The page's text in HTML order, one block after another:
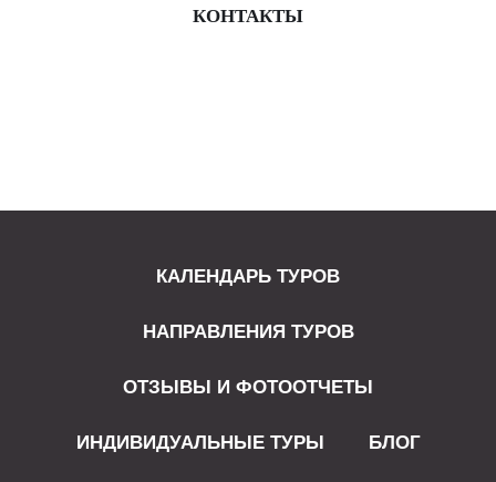
КОНТАКТЫ
КАЛЕНДАРЬ ТУРОВ
НАПРАВЛЕНИЯ ТУРОВ
ОТЗЫВЫ И ФОТООТЧЕТЫ
ИНДИВИДУАЛЬНЫЕ ТУРЫ БЛОГ